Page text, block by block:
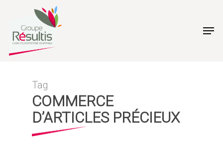
main
Tag
COMMERCE
D’ARTICLES PRÉCIEUX